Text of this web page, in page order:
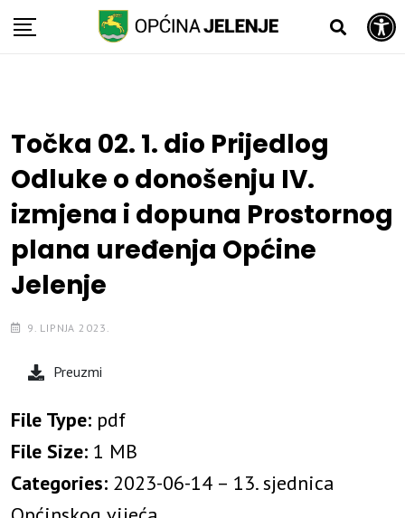
Open toolbar
Skip
Točka 02. 1. dio Prijedlog
Odluke o donošenju IV.
izmjena i dopuna Prostornog
plana uređenja Općine
Jelenje
9. LIPNJA 2023.
Preuzmi
File Type: pdf
File Size: 1 MB
Categories: 2023-06-14 – 13. sjednica